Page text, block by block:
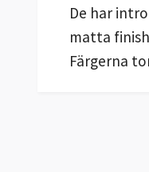
De har
matta
Färgerna